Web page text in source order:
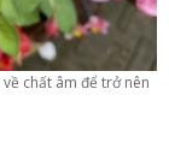
chất âm để trở nên